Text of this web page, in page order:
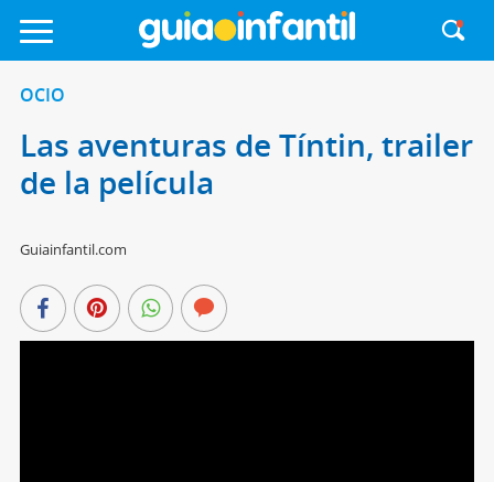
OCIO
Las aventuras de Tíntin, trailer
de la película
Guiainfantil.com